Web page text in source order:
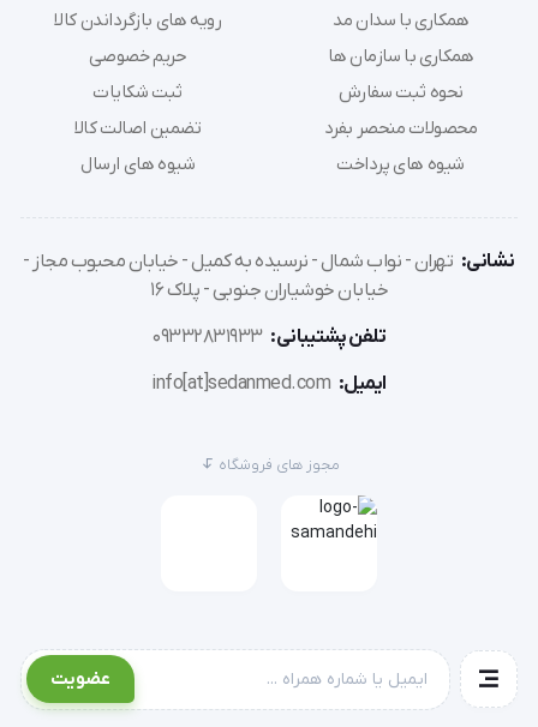
همکاری با سدان مد
همکاری با سازمان ها
نحوه ثبت سفارش
محصولات منحصر بفرد
شیوه های پرداخت
رویه های بازگرداندن کالا
حریم خصوصی
ثبت شکایات
تضمین اصالت کالا
شیوه های ارسال
نشانی: تهران - نواب شمال - نرسیده به کمیل - خیابان محبوب مجاز -
خیابان خوشیاران جنوبی - پلاک 16
تلفن پشتیبانی: 09332831933
ایمیل: info[at]sedanmed.com
مجوز های فروشگاه
عضویت